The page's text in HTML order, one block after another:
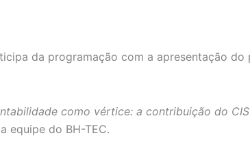
da programação com a apresentação
como vértice: a contribuição do
equipe do BH-TEC.